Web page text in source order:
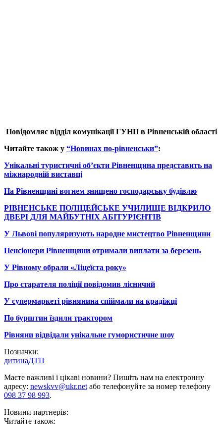
Повідомляє відділ комунікації ГУНП в Рівненській області
Читайте також у “Новинах по-рівненськи”:
Унікальні туристичні об’єкти Рівненщина представить на
міжнародній виставці
На Рівненщині вогнем знищено господарську будівлю
РІВНЕНСЬКЕ ПОЛІЦЕЙСЬКЕ УЧИЛИЩЕ ВІДКРИЛО
ДВЕРІ ДЛЯ МАЙБУТНІХ АБІТУРІЄНТІВ
У Львові популяризують народне мистецтво Рівненщини
Пенсіонери Рівненщини отримали виплати за березень
У Рівному обрали «Ліцеїста року»
Про старателя поліції повідомив лісничий
У супермаркеті рівнянина спіймали на крадіжці
По бурштин їздили трактором
Рівняни відвідали унікальне гумористичне шоу
Позначки:
дитинаДТП
Маєте важливі і цікаві новини? Пишіть нам на електронну
адресу: newskvv@ukr.netабо телефонуйте за номер телефону
098 37 98 993.
Новини партнерів:
Читайте також: